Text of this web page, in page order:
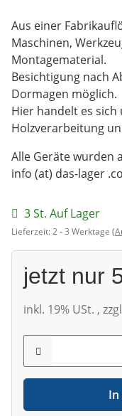
Aus einer
Maschinen,
Montagematerial.
Besichtigung nach
Dormagen möglich.
Hier handelt es
Holzverarbeitung
Alle Geräte wurden
info (at) das-lager
3 St. Auf Lager
Lieferzeit:2 - 3 Werktage
jetzt nur
inkl. 19% USt. ,